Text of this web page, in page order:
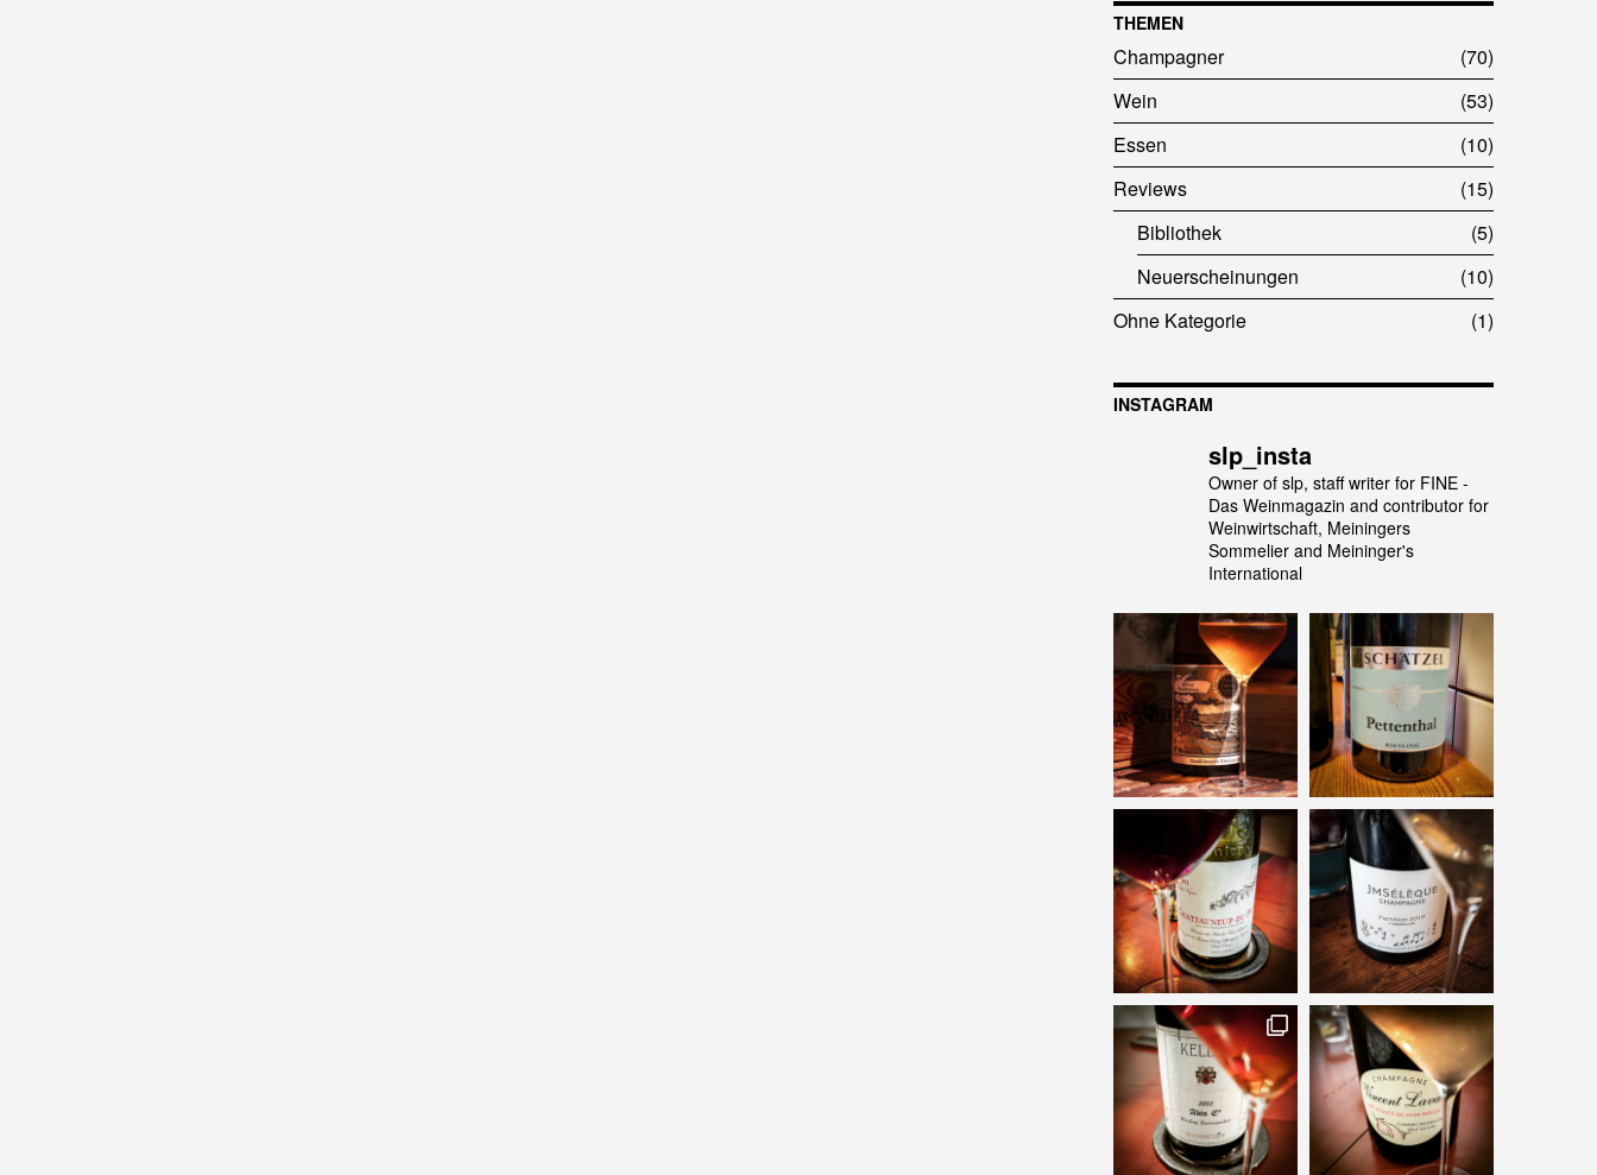
THEMEN
Champagner
70
Wein
53
Essen
10
Reviews
15
Bibliothek
5
Neuerscheinungen
10
Ohne Kategorie
1
INSTAGRAM
slp_insta
Owner of slp, staff writer for FINE -
Das Weinmagazin and contributor for
Weinwirtschaft, Meiningers
Sommelier and Meininger's
International